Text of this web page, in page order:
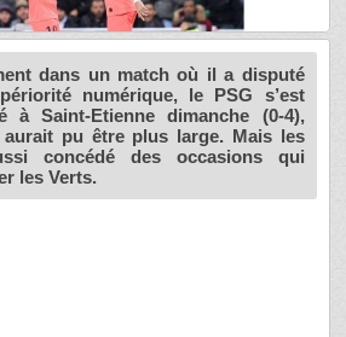
dans un match où il a disputé
numérique, le PSG s’est
à Saint-Etienne dimanche (0-4),
pu être plus large. Mais les
concédé des occasions qui
les Verts.